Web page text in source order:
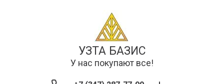
УЗТА БАЗИС
У нас покупают все!